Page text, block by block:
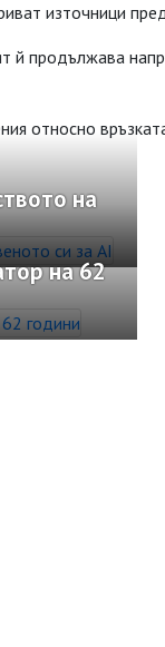
източници
й продължава
относно
на
на 62